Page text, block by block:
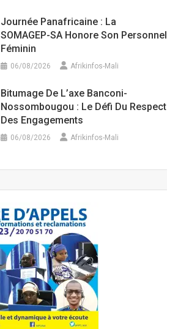
Journée Panafricaine : La
SOMAGEP-SA Honore Son Personnel
Féminin
06/08/2026 Afrikinfos-Mali
Bitumage De L’axe Banconi-
Nossombougou : Le Défi Du Respect
Des Engagements
06/08/2026 Afrikinfos-Mali